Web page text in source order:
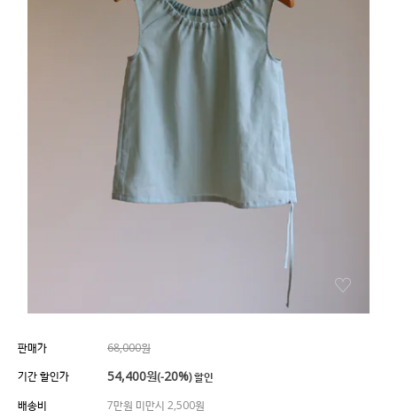
판매가
68,000원
기간 할인가
54,400원(-20%) 할인
배송비
7만원 미만시 2,500원